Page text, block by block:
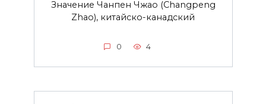
Значение Чанпен Чжао (Changpeng
Zhao), китайско-канадский
0 4